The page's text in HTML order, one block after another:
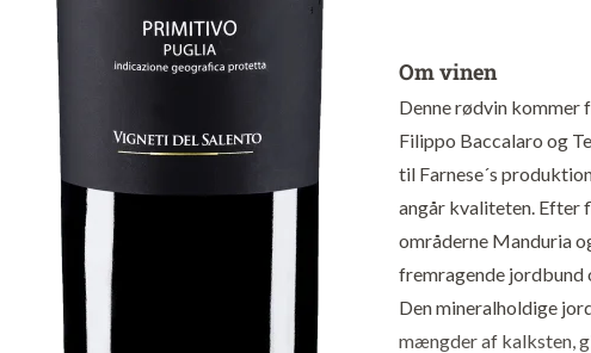
Om vinen
Denne rødvin kommer
Filippo Baccalaro og
til Farnese´s
angår kvaliteten. Efter
områderne Manduria
fremragende jordbund
Den mineralholdige
mængder af kalksten,